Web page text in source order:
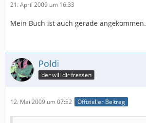
21. April 2009 um 16:33
Mein Buch ist auch gerade angekommen.
Poldi
der will dir fressen
12. Mai 2009 um 07:52 Offizieller Beitrag